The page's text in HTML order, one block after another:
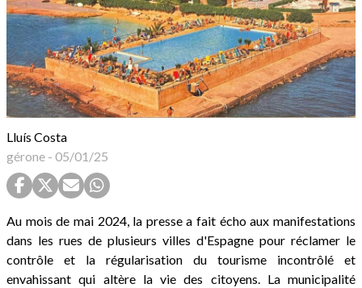
Lluís Costa
gérone - 05/01/25
Au mois de mai 2024, la presse a fait écho aux manifestations
dans les rues de plusieurs villes d'Espagne pour réclamer le
contrôle et la régularisation du tourisme incontrôlé et
envahissant qui altère la vie des citoyens. La municipalité